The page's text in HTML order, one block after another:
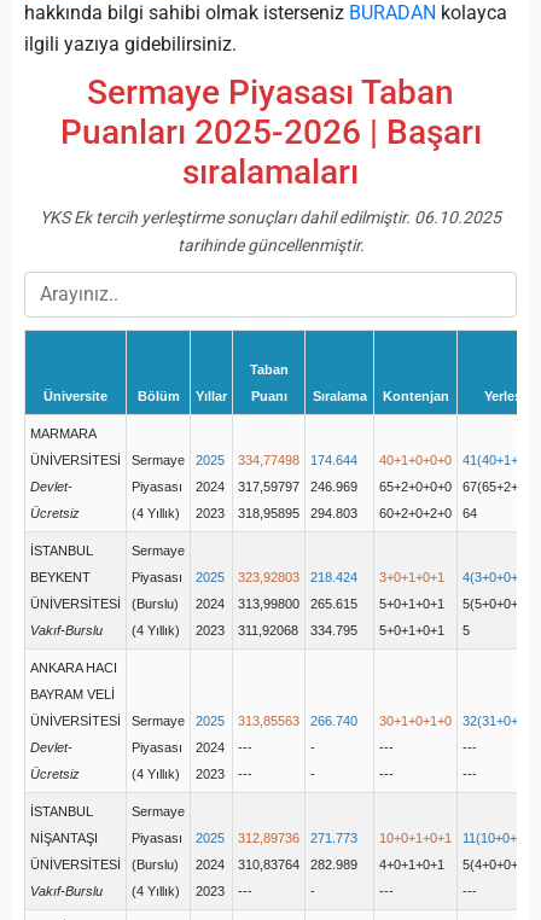
hakkında bilgi sahibi olmak isterseniz BURADAN kolayca
ilgili yazıya gidebilirsiniz.
Sermaye Piyasası Taban
Puanları 2025-2026 | Başarı
sıralamaları
YKS Ek tercih yerleştirme sonuçları dahil edilmiştir. 06.10.2025
tarihinde güncellenmiştir.
Üniversite Bölüm Yıllar
Taban
Puanı
Sıralama Kontenjan Yerleşen
MARMARA
ÜNİVERSİTESİ
Devlet-
Ücretsiz
Sermaye
Piyasası
(4 Yıllık)
2025
2024
2023
334,77498
317,59797
318,95895
174.644
246.969
294.803
40+1+0+0+0
65+2+0+0+0
60+2+0+2+0
64
İSTANBUL
BEYKENT
ÜNİVERSİTESİ
Vakıf-Burslu
Sermaye
Piyasası
(Burslu)
(4 Yıllık)
2025
2024
2023
323,92803
313,99800
311,92068
218.424
265.615
334.795
3+0+1+0+1
5+0+1+0+1
5+0+1+0+1
5
ANKARA HACI
BAYRAM VELİ
ÜNİVERSİTESİ
Devlet-
Ücretsiz
Sermaye
Piyasası
(4 Yıllık)
2025
2024
2023
313,85563
---
---
266.740
-
-
30+1+0+1+0
---
---
---
---
İSTANBUL
NİŞANTAŞI
ÜNİVERSİTESİ
Vakıf-Burslu
Sermaye
Piyasası
(Burslu)
(4 Yıllık)
2025
2024
2023
312,89736
310,83764
---
271.773
282.989
-
10+0+1+0+1
4+0+1+0+1
---
---